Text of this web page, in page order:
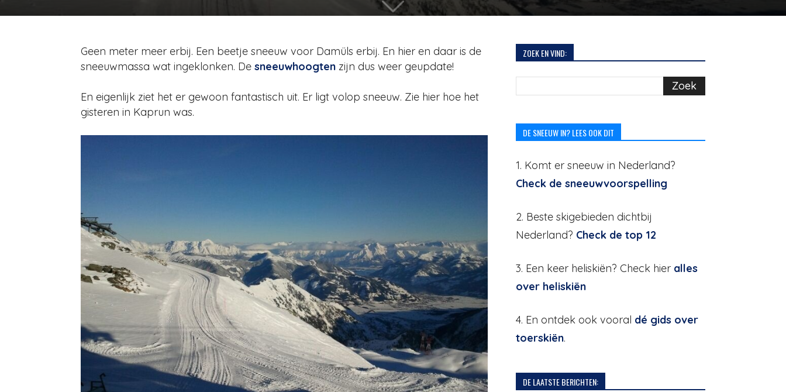
Geen meter meer erbij. Een beetje sneeuw voor Damüls erbij. En hier en daar is de
sneeuwmassa wat ingeklonken. De sneeuwhoogten zijn dus weer geupdate!
En eigenlijk ziet het er gewoon fantastisch uit. Er ligt volop sneeuw. Zie hier hoe het
gisteren in Kaprun was.
ZOEK EN VIND:
DE SNEEUW IN? LEES OOK DIT
1. Komt er sneeuw in Nederland?
Check de sneeuwvoorspelling
2. Beste skigebieden dichtbij
Nederland? Check de top 12
3. Een keer heliskiën? Check hier alles
over heliskiën
4. En ontdek ook vooral dé gids over
toerskiën.
DE LAATSTE BERICHTEN: